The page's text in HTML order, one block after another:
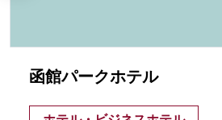
函館パークホテル